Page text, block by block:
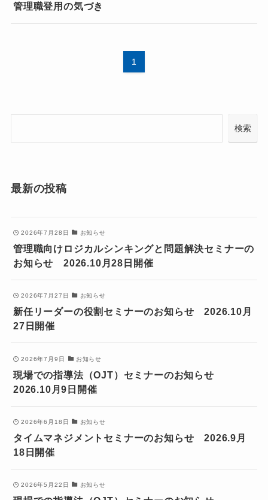
管理職登用の気づき
1
索
検索
最新の投稿
2026年7月28日 お知らせ
管理職向けロジカルシンキングと問題解決セミナーの
お知らせ 2026.10月28日開催
2026年7月27日 お知らせ
新任リーダーの役割セミナーのお知らせ 2026.10月
27日開催
2026年7月9日 お知らせ
現場での指導法（OJT）セミナーのお知らせ
2026.10月9日開催
2026年6月18日 お知らせ
タイムマネジメントセミナーのお知らせ 2026.9月
18日開催
2026年5月22日 お知らせ